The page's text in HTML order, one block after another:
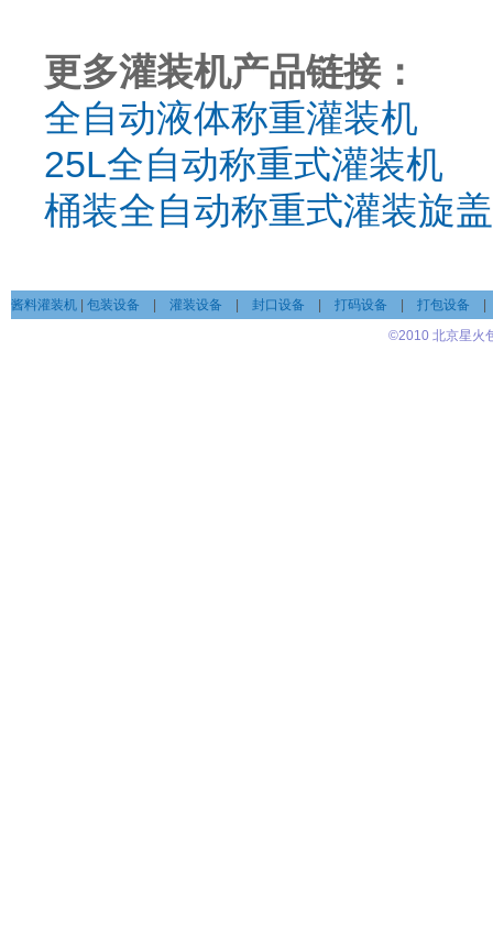
更多灌装机产品链接：
全自动液体称重灌装机
25L全自动称重式灌装机
桶装全自动称重式灌装旋
酱料灌装机 包装设备 灌装设备 封口设备 打码设备 打包设备
©2010 北京星